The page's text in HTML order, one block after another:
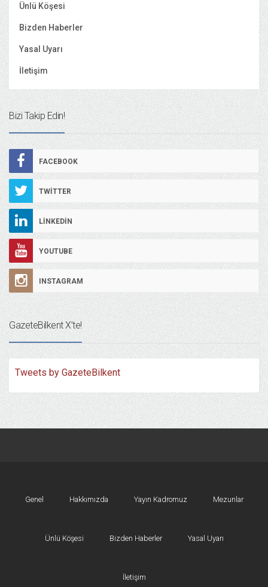
Ünlü Köşesi
Bizden Haberler
Yasal Uyarı
İletişim
Bizi Takip Edin!
FACEBOOK
TWITTER
LINKEDIN
YOUTUBE
INSTAGRAM
GazeteBilkent X’te!
Tweets by GazeteBilkent
Genel Hakkımızda Yayın Kadromuz Mezunlar
Ünlü Köşesi Bizden Haberler Yasal Uyarı
İletişim